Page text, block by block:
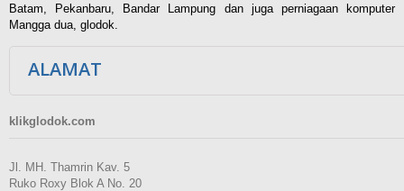
Batam, Pekanbaru, Bandar Lampung dan juga perniagaan komputer
Mangga dua, glodok.
ALAMAT
klikglodok.com
Jl. MH. Thamrin Kav. 5
Ruko Roxy Blok A No. 20